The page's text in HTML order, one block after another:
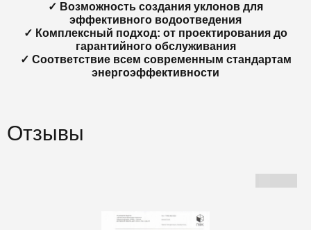
✓ Возможность создания уклонов для
эффективного водоотведения
✓ Комплексный подход: от проектирования до
гарантийного обслуживания
✓ Соответствие всем современным стандартам
энергоэффективности
Отзывы